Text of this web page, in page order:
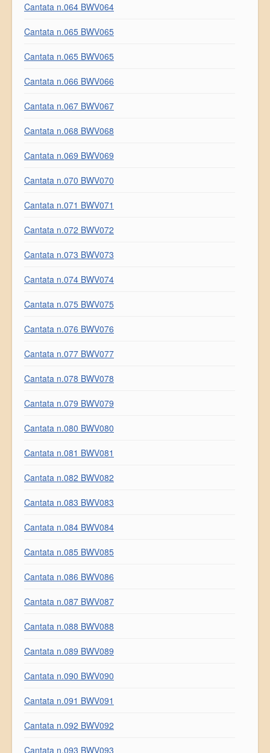
Cantata n.064 BWV064
Cantata n.065 BWV065
Cantata n.065 BWV065
Cantata n.066 BWV066
Cantata n.067 BWV067
Cantata n.068 BWV068
Cantata n.069 BWV069
Cantata n.070 BWV070
Cantata n.071 BWV071
Cantata n.072 BWV072
Cantata n.073 BWV073
Cantata n.074 BWV074
Cantata n.075 BWV075
Cantata n.076 BWV076
Cantata n.077 BWV077
Cantata n.078 BWV078
Cantata n.079 BWV079
Cantata n.080 BWV080
Cantata n.081 BWV081
Cantata n.082 BWV082
Cantata n.083 BWV083
Cantata n.084 BWV084
Cantata n.085 BWV085
Cantata n.086 BWV086
Cantata n.087 BWV087
Cantata n.088 BWV088
Cantata n.089 BWV089
Cantata n.090 BWV090
Cantata n.091 BWV091
Cantata n.092 BWV092
Cantata n.093 BWV093